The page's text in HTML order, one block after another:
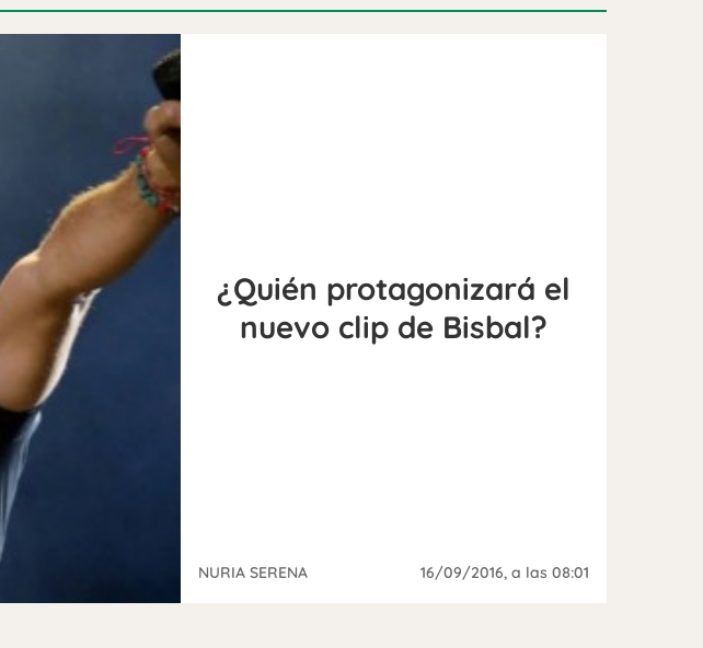
¿Quién protagonizará el
nuevo clip de Bisbal?
NURIA SERENA 16/09/2016, a las 08:01